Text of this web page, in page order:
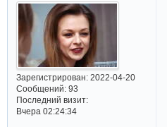
Зарегистрирован: 2022-04-20
Сообщений:93
Последний визит:
Вчера 02:24:34